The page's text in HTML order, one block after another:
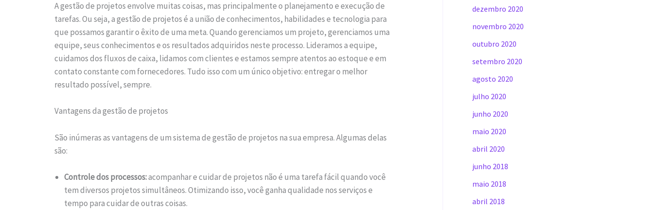
A gestão de projetos envolve muitas coisas, mas principalmente o planejamento e execução de
tarefas. Ou seja, a gestão de projetos é a união de conhecimentos, habilidades e tecnologia para
que possamos garantir o êxito de uma meta. Quando gerenciamos um projeto, gerenciamos uma
equipe, seus conhecimentos e os resultados adquiridos neste processo. Lideramos a equipe,
cuidamos dos fluxos de caixa, lidamos com clientes e estamos sempre atentos ao estoque e em
contato constante com fornecedores. Tudo isso com um único objetivo: entregar o melhor
resultado possível, sempre.
Vantagens da gestão de projetos
São inúmeras as vantagens de um sistema de gestão de projetos na sua empresa. Algumas delas
são:
Controle dos processos:acompanhar e cuidar de projetos não é uma tarefa fácil quando você
tem diversos projetos simultâneos. Otimizando isso, você ganha qualidade nos serviços e
tempo para cuidar de outras coisas.
dezembro 2020
novembro 2020
outubro 2020
setembro 2020
agosto 2020
julho 2020
junho 2020
maio 2020
abril 2020
junho 2018
maio 2018
abril 2018